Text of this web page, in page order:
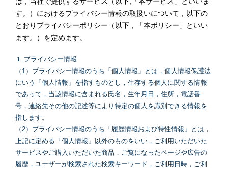
す。）におけるプライバシー情報の取扱いについて，以下の
とおりプライバシーポリシー（以下，「本ポリシー」といい
ます。）を定めます。
１.プライバシー情報
（1）プライバシー情報のうち「個人情報」とは，個人情報保護法
にいう「個人情報」を指すものとし，生存する個人に関する情報
であって，当該情報に含まれる氏名，生年月日，住所，電話番
号，連絡先その他の記述等により特定の個人を識別できる情報を
指します。
（2）プライバシー情報のうち「履歴情報および特性情報」とは，
上記に定める「個人情報」以外のものをいい，ご利用いただいた
サービスやご購入いただいた商品，ご覧になったページや広告の
履歴，ユーザーが検索された検索キーワード，ご利用日時，ご利